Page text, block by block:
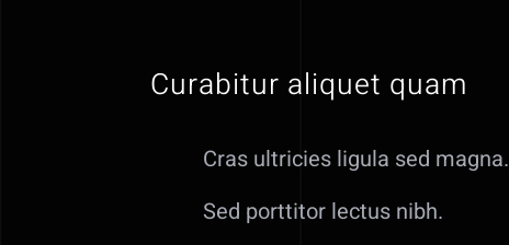
Curabitur aliquet quam
Cras ultricies ligula sed magna.
Sed porttitor lectus nibh.